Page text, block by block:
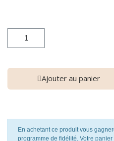
Ajouter au panier
En achetant ce produit vous
programme de fidélité. Votre